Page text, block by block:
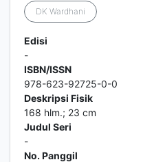
DK Wardhani
Edisi
-
ISBN/ISSN
978-623-92725-0-0
Deskripsi Fisik
168 hlm.; 23 cm
Judul Seri
-
No. Panggil